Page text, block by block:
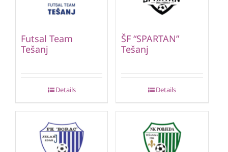
Futsal Team
Tešanj
Details
ŠF “SPARTAN”
Tešanj
Details